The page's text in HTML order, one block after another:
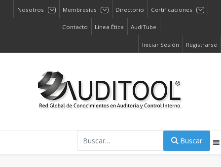
Nosotros Membresías Directorio Certificaciones
Contacto Línea Ética AudiTube
Iniciar Sesión Registrarse
Buscar